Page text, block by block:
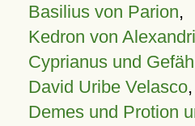
Basilius von Parion,
Kedron von
Cyprianus und
David Uribe Velasco,
Demes und Protion